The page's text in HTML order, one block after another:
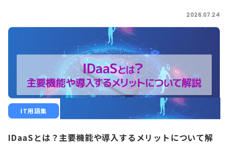
2026.07.24
IT用語集
IDaaSとは？主要機能や導入するメリットについて解